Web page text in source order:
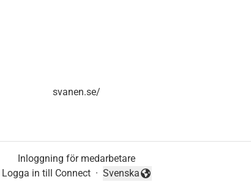
svanen.se/
Inloggning för medarbetare
Logga in till Connect ·
Byt språk
Svenska